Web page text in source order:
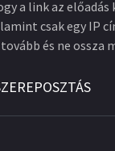
a link az
csak egy IP
és ne ossza